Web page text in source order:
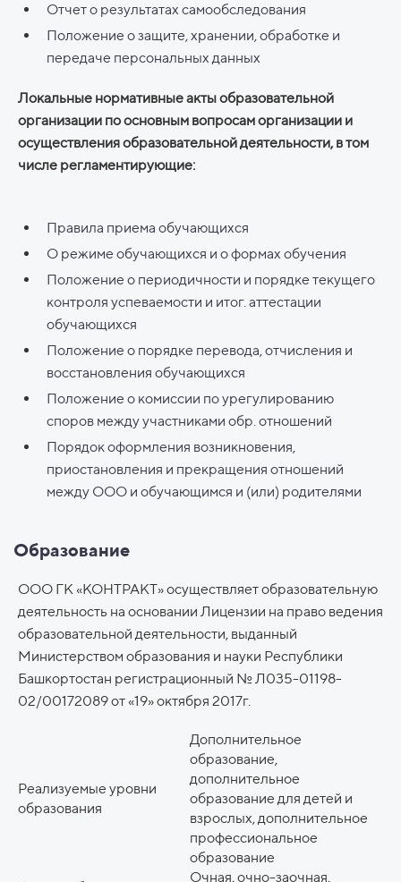
Отчет о результатах самообследования
Положение о защите, хранении, обработке и
передаче персональных данных
Локальные нормативные акты образовательной
организации по основным вопросам организации и
осуществления образовательной деятельности, в том
числе регламентирующие:
Правила приема обучающихся
О режиме обучающихся и о формах обучения
Положение о периодичности и порядке текущего
контроля успеваемости и итог. аттестации
обучающихся
Положение о порядке перевода, отчисления и
восстановления обучающихся
Положение о комиссии по урегулированию
споров между участниками обр. отношений
Порядок оформления возникновения,
приостановления и прекращения отношений
между ООО и обучающимся и (или) родителями
Образование
ООО ГК «КОНТРАКТ» осуществляет образовательную
деятельность на основании Лицензии на право ведения
образовательной деятельности, выданный
Министерством образования и науки Республики
Башкортостан регистрационный № Л035-01198-
02/00172089 от «19» октября 2017г.
Реализуемые уровни
образования
Дополнительное
образование,
дополнительное
образование для детей и
взрослых, дополнительное
профессиональное
образование
Очная, очно-заочная,